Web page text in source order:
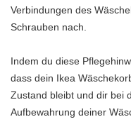
Verbindungen des
Schrauben nach.
Indem du diese
dass dein Ikea
Zustand bleibt und dir bei
Aufbewahrung deiner